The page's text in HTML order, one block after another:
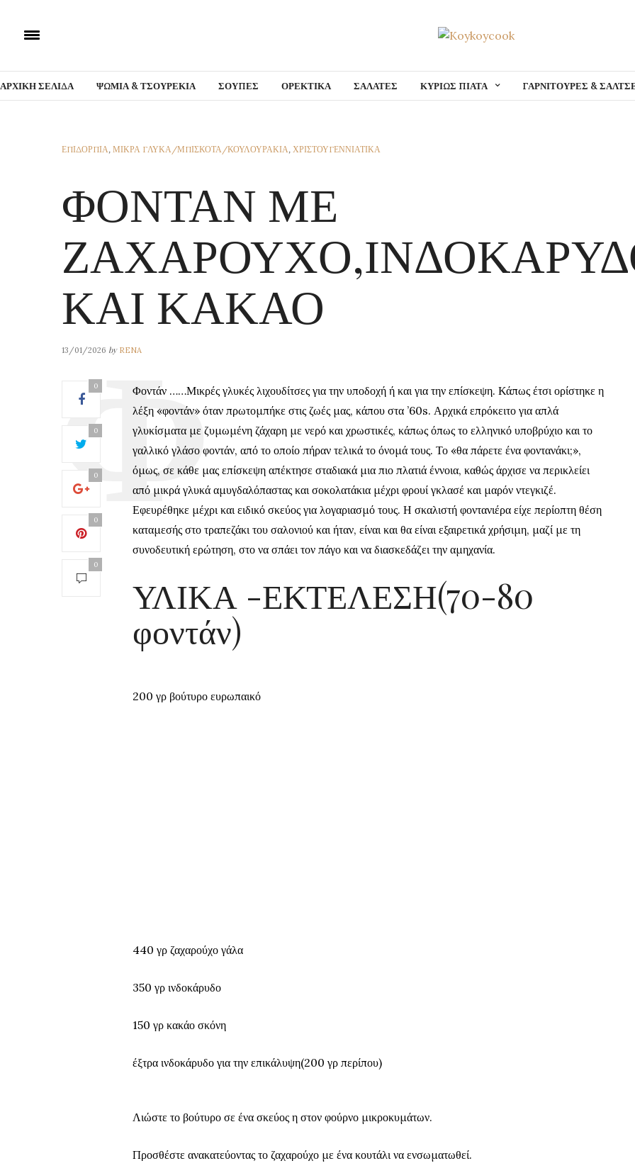
ΑΡΧΙΚΗ ΣΕΛΙΔΑ ΨΩΜΙΑ & ΤΣΟΥΡΕΚΙΑ ΣΟΥΠΕΣ ΟΡΕΚΤΙΚΑ ΣΑΛΑΤΕΣ ΚΥΡΙΩΣ ΠΙΑΤΑ ΓΑΡΝΙΤΟΥΡΕΣ &
ΕΠΙΔΟΡΠΙΑ, ΜΙΚΡΑ ΓΛΥΚΑ/ΜΠΙΣΚΟΤΑ/ΚΟΥΛΟΥΡΑΚΙΑ, ΧΡΙΣΤΟΥΓΕΝΝΙΑΤΙΚΑ
ΦΟΝΤΑΝ ΜΕ
ΚΑΙ ΚΑΚΑΟ
13/01/2026 by RENA
0
0
0
0
0
Φοντάν ……Μικρές γλυκές λιχουδίτσες για την υποδοχή ή και για την επίσκεψη. Κάπως έτσι ορίστηκε η
λέξη «φοντάν» όταν πρωτομπήκε στις ζωές μας, κάπου στα ’60s. Αρχικά επρόκειτο για απλά
γλυκίσματα με ζυμωμένη ζάχαρη με νερό και χρωστικές, κάπως όπως το ελληνικό υποβρύχιο και το
γαλλικό γλάσο φοντάν, από το οποίο πήραν τελικά το όνομά τους. Το «θα πάρετε ένα φοντανάκι;»,
όμως, σε κάθε μας επίσκεψη απέκτησε σταδιακά μια πιο πλατιά έννοια, καθώς άρχισε να περικλείει
από μικρά γλυκά αμυγδαλόπαστας και σοκολατάκια μέχρι φρουί γκλασέ και μαρόν ντεγκιζέ.
Εφευρέθηκε μέχρι και ειδικό σκεύος για λογαριασμό τους. Η σκαλιστή φοντανιέρα είχε περίοπτη θέση
καταμεσής στο τραπεζάκι του σαλονιού και ήταν, είναι και θα είναι εξαιρετικά χρήσιμη, μαζί με τη
συνοδευτική ερώτηση, στο να σπάει τον πάγο και να διασκεδάζει την αμηχανία.
ΥΛΙΚΑ -ΕΚΤΕΛΕΣΗ(70-80
φοντάν)
200 γρ βούτυρο ευρωπαικό
440 γρ ζαχαρούχο γάλα
350 γρ ινδοκάρυδο
150 γρ κακάο σκόνη
έξτρα ινδοκάρυδο για την επικάλυψη(200 γρ περίπου)
Λιώστε το βούτυρο σε ένα σκεύος η στον φούρνο μικροκυμάτων.
Προσθέστε ανακατεύοντας το ζαχαρούχο με ένα κουτάλι να ενσωματωθεί.